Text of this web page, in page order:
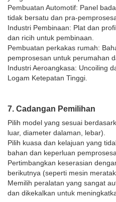
Pembuatan Automotif: Panel
tidak bersatu dan pra-
Industri Pembinaan: Plat dan
dan ricih untuk pembinaan.
Pembuatan perkakas rumah:
pemprosesan untuk perumahan
Industri Aeroangkasa: Uncoiling
Logam Ketepatan Tinggi.
7. Cadangan Pemilihan
Pilih model yang sesuai
luar, diameter dalaman, lebar).
Pilih kuasa dan kelajuan yang
bahan dan keperluan
Pertimbangkan keserasian
berikutnya (seperti mesin
Memilih peralatan yang sangat
dan dikekalkan untuk